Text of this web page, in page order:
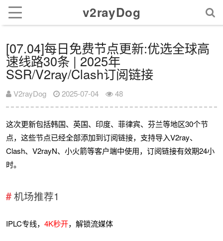
v2rayDog
[07.04]每日免费节点更新:优选全球高
速线路30条 | 2025年
SSR/V2ray/Clash订阅链接
V2rayDog 2025-07-04 48
这次更新包括韩国、英国、印度、菲律宾、芬兰等地区30个节
点，这些节点已经全部添加到订阅链接，支持导入V2ray、
Clash、V2rayN、小火箭等客户端中使用，订阅链接有效期24小
时。
机场推荐1
IPLC专线，4K秒开，解锁流媒体